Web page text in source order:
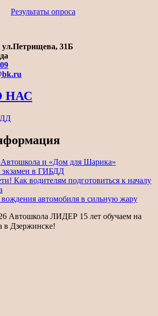
Результаты опроса
ул.Петрищева, 31Б
НАС
Автошкола и «Дом для Шарика»
экзамен в ГИБДД
Как водителям подготовиться к началу
автомобиля в сильную жару
Автошкола ЛИДЕР 15 лет обучаем на
в Дзержинске!